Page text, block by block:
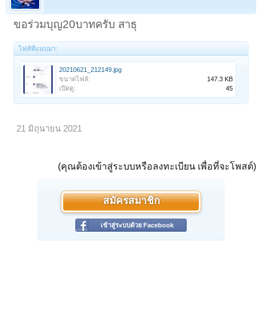
ขอร่วมบุญ20บาทครับ สาธุ
ไฟล์ที่แนบมา:
20210621_212149.jpg
ขนาดไฟล์:
147.3 KB
เปิดดู:
45
21 มิถุนายน 2021
(คุณต้องเข้าสู่ระบบหรือลงทะเบียน เพื่อที่จะโพสต์)
สมัครสมาชิก
เข้าสู่ระบบด้วย Facebook